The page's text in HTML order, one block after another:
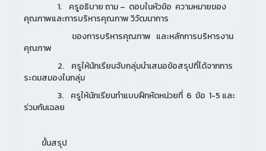
1. ครูอธิบาย ถาม – ตอบในหัวข้อ ความหมายของ
คุณภาพและการบริหารคุณภาพ วิวัฒนาการ
ของการบริหารคุณภาพ และหลักการบริหารงาน
คุณภาพ
2. ครูให้นักเรียนจับกลุ่มนำเสนอข้อสรุปที่ได้จากการ
ระดมสมองในกลุ่ม
3. ครูให้นักเรียนทำแบบฝึกหัดหน่วยที่ 6 ข้อ 1-5 และ
ร่วมกันเฉลย
ขั้นสรุป